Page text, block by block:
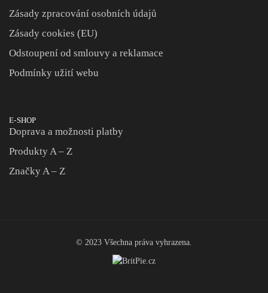
Zásady zpracování osobních údajů
Zásady cookies (EU)
Odstoupení od smlouvy a reklamace
Podmínky užití webu
E-SHOP
Doprava a možnosti platby
Produkty A – Z
Značky A – Z
© 2023 Všechna práva vyhrazena.